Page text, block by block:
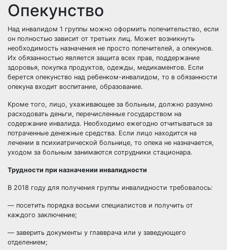
Опекунство
Над инвалидом 1 группы можно оформить попечительство, если
он полностью зависит от третьих лиц. Может возникнуть
необходимость назначения не просто попечителей, а опекунов.
Их обязанностью является защита всех прав, поддержание
здоровья, покупка продуктов, одежды, медикаментов. Если
берется опекунство над ребенком-инвалидом, то в обязанности
опекуна входит воспитание, образование.
Кроме того, лицо, ухаживающее за больным, должно разумно
расходовать деньги, перечисленные государством на
содержание инвалида. Необходимо ежегодно отчитываться за
потраченные денежные средства. Если лицо находится на
лечении в психиатрической больнице, то опека не назначается,
уходом за больным занимаются сотрудники стационара.
Трудности при назначении инвалидности
В 2018 году для получения группы инвалидности требовалось:
— посетить порядка восьми специалистов и получить от
каждого заключение;
— заверить документы у главврача или у заведующего
отделением;